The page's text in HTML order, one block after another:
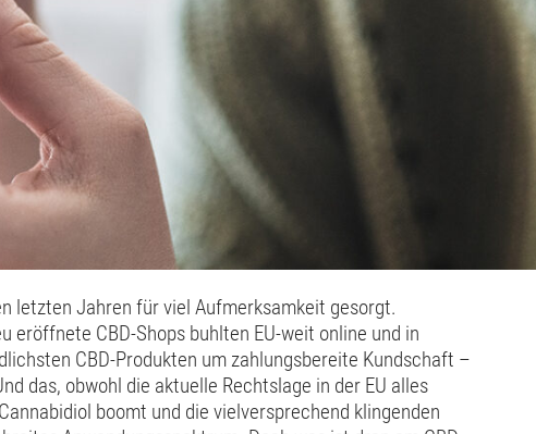
letzten Jahren für viel Aufmerksamkeit gesorgt.
eröffnete CBD-Shops buhlten EU-weit online und in
CBD-Produkten um zahlungsbereite Kundschaft –
das, obwohl die aktuelle Rechtslage in der EU alles
boomt und die vielversprechend klingenden